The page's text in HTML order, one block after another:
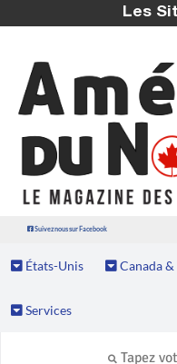
Les
Suivez nous sur Facebook
États-Unis Canada
Services